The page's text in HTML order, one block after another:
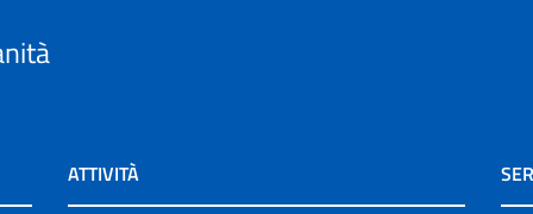
ATTIVITÀ